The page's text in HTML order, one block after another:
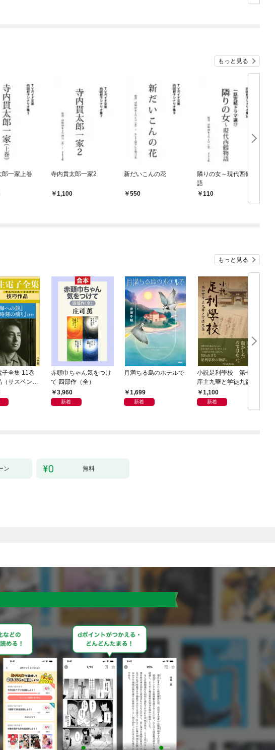
もっと見る
郎一家上巻 寺内貫太郎一家2
1,100
新だいこんの花
550
隣りの女～現代西鶴物
語
110
もっと見る
子全集 11巻
（サスペン
テリー） 『眞
旅』『黄金
赤頭巾ちゃん気をつけ
て 四部作（全）
3,960
新着
月満ちる島のホテルで
1,699
新着
小説足利學校 第七世
庠主九華と学徒九益
1,100
新着
ン 無料